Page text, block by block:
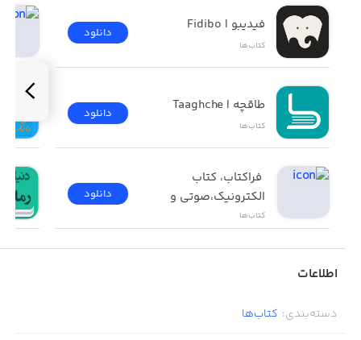
فیدیبو | Fidibo
کتاب‌ها
دانلود
طاقچه | Taaghche
کتاب‌ها
دانلود
چاپی
کتاب‌ها
دانلود
اطلاعات
دسته‌بندی: کتاب‌ها